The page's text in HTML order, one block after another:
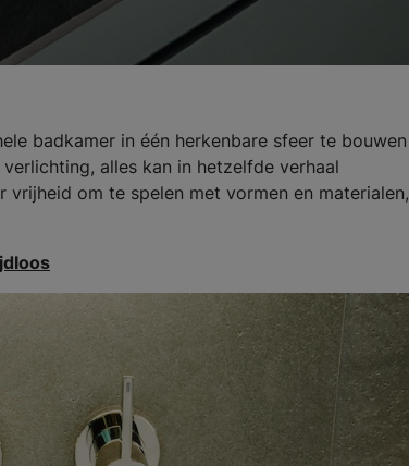
badkamer in één herkenbare sfeer te bouwen
verlichting, alles kan in hetzelfde verhaal
om te spelen met vormen en materialen,